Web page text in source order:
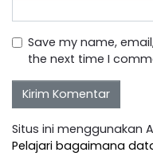
Save my name,
the next time I
Situs ini menggunakan
Pelajari bagaimana